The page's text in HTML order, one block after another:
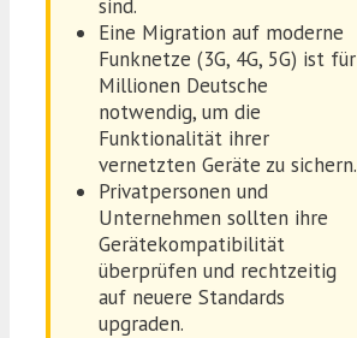
sind.
Eine Migration auf moderne
Funknetze (3G, 4G, 5G) ist für
Millionen Deutsche
notwendig, um die
Funktionalität ihrer
vernetzten Geräte zu sichern.
Privatpersonen und
Unternehmen sollten ihre
Gerätekompatibilität
überprüfen und rechtzeitig
auf neuere Standards
upgraden.